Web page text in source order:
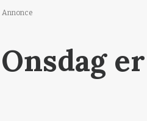
Annonce